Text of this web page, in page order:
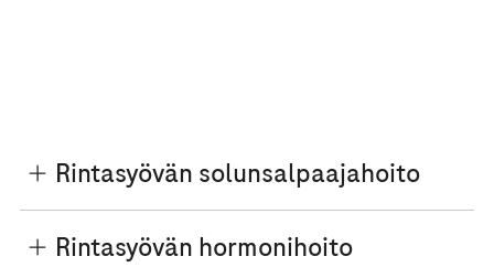
Rintasyövän solunsalpaajahoito
Rintasyövän hormonihoito